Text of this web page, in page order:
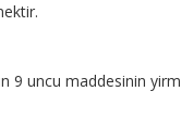
9 uncu maddesinin